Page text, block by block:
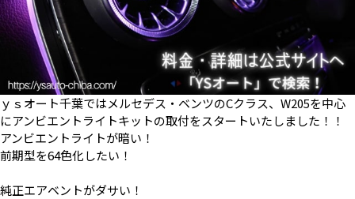
ｙｓオート千葉ではメルセデス・ベンツのCクラス、W205を中心
にアンビエントライトキットの取付をスタートいたしました！！
アンビエントライトが暗い！
前期型を64色化したい！
純正エアベントがダサい！